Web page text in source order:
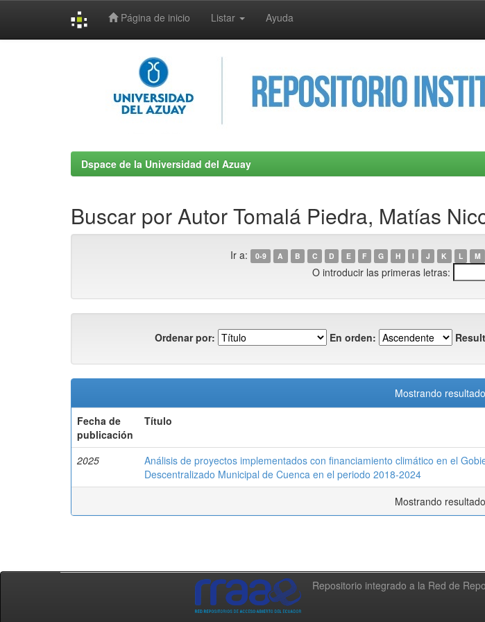
Página de inicio Listar Ayuda
Dspace de la Universidad del Azuay
Buscar por Autor Tomalá Piedra, Matías
Ir a: 0-9 A B C D E F G H I J K L M
O introducir las primeras letras:
Ordenar por: En orden:
Mostrando
Fecha de
publicación
Título
2025
Análisis de proyectos implementados con financiamiento climático en el
Descentralizado Municipal de Cuenca en el periodo 2018-2024
Mostrando
Repositorio integrado a la Red de